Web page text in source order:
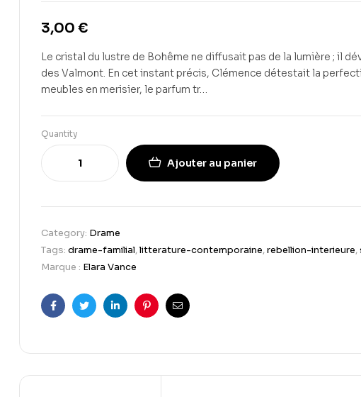
3,00 €
Le cristal du lustre de Bohême ne diffusait pas de la lumière ; il
des Valmont. En cet instant précis, Clémence détestait la
meubles en merisier, le parfum tr…
Quantity
Ajouter au panier
Category: Drame
Tags: drame-familial,litterature-contemporaine,rebellion-interieure,
Marque : Elara Vance
FacebookTwitterLinkedinPinterestEmail